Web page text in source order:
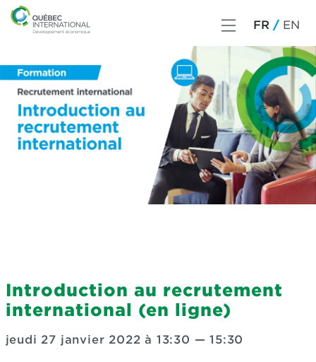
FR EN
Introduction au recrutement
international (en ligne)
jeudi 27 janvier 2022 à 13:30 —15:30